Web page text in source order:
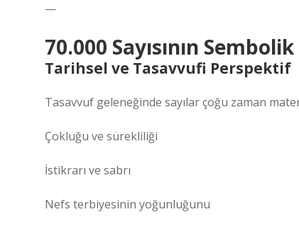
—
70.000 Sayısının
Tarihsel ve Tasavvufi Perspektif
Tasavvuf geleneğinde sayılar çoğu zaman
Çokluğu ve sürekliliği
İstikrarı ve sabrı
Nefs terbiyesinin yoğunluğunu